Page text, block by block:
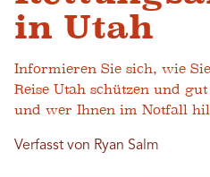
in Utah
Informieren Sie sich, wie
Reise Utah schützen und
und wer Ihnen im Notfall
Verfasst von Ryan Salm